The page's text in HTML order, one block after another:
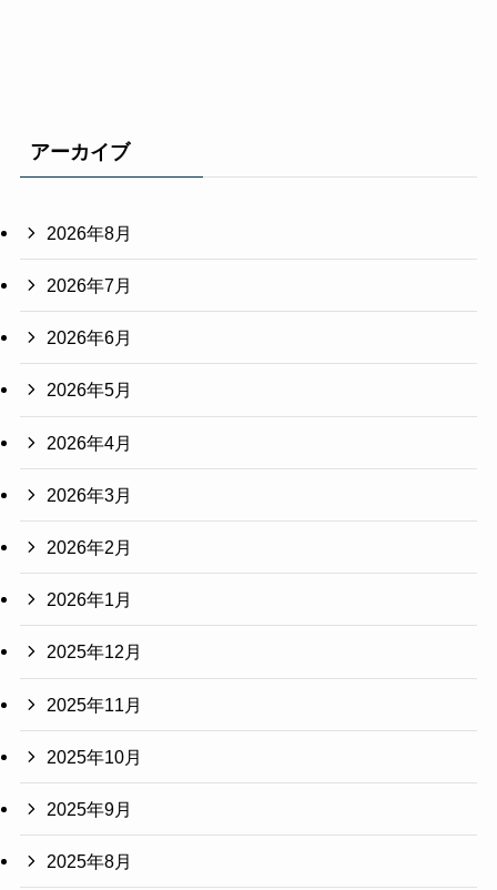
アーカイブ
2026年8月
2026年7月
2026年6月
2026年5月
2026年4月
2026年3月
2026年2月
2026年1月
2025年12月
2025年11月
2025年10月
2025年9月
2025年8月